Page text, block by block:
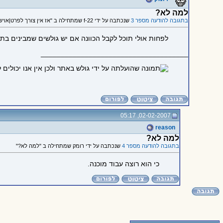
למה לא?
בתגובה להודעה מספר 3 שנכתבה על ידי f-22 שמתחילה ב "אז אין צורך לפרט|אויש|"
לפחות אולי תוכל לקבל הכוונה אם יש גולשים שמבינים
02-02-2007, 05:17
reason
למה לא?
בתגובה להודעה מספר 4 שנכתבה על ידי רומק שמתחילה ב "למה לא?"
כי הוא רוצה עבוד מוכנה.